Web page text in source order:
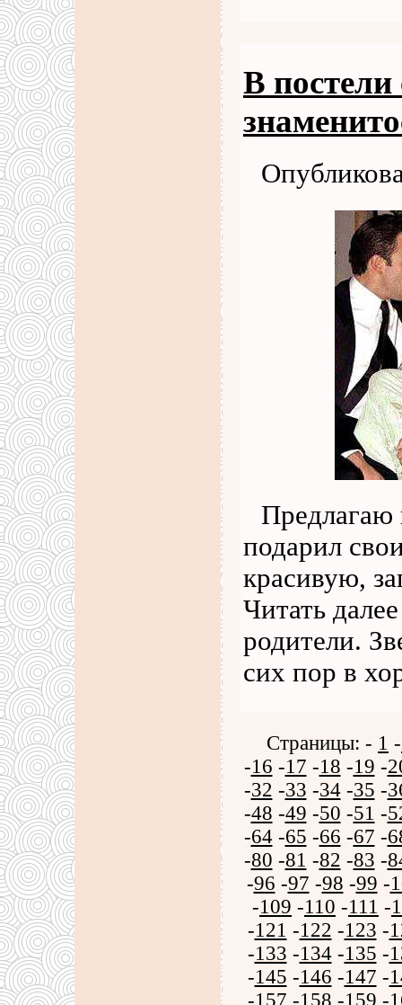
В постели
Предлагаю
подарил
красивую,
Читать
родители.
сих пор в
Страницы: - 1 -
-16 -17 -18 -19 -
-32 -33 -34-35 -
-48 -49 -50 -51 -
-64-65 -66 -67 -
-80 -81 -82 -83 -
-96 -97 -98 -99 -
-109 -110 -111 -
-121 -122 -123 -
-133 -134-135 -
-145 -146 -147 -
-157 -158 -159 -